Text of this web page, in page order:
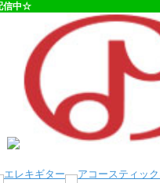
信中☆